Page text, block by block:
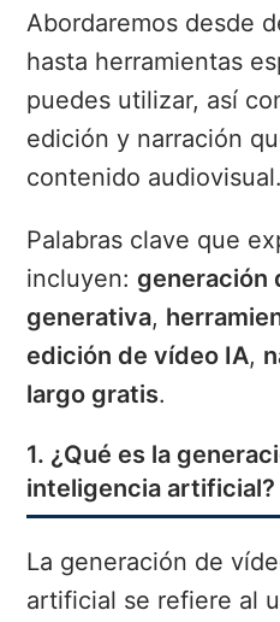
Abordaremos desde
hasta herramientas
puedes utilizar, así
edición y narración
contenido audiovisual.
Palabras clave que
incluyen: generación
generativa,
edición de vídeo IA,
largo gratis.
1. ¿Qué es la
inteligencia artificial?
La generación de
artificial se refiere al